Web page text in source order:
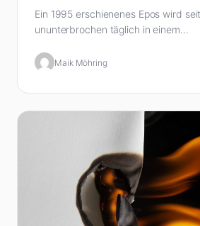
Ein 1995 erschienenes Epos wird
ununterbrochen täglich in einem…
Maik Möhring